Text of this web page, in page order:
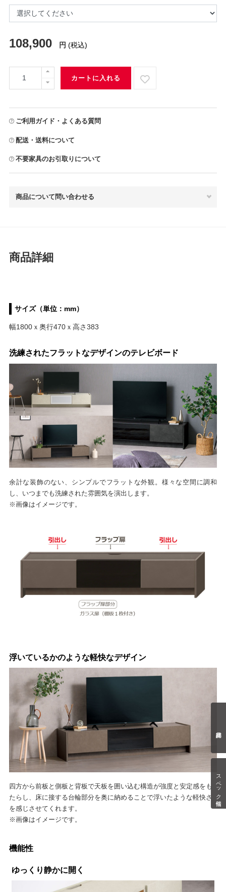
スペック情報
108,900 円 (税込)
カートに入れる
ご利用ガイド・よくある質問
配送・送料について
不要家具のお引取りについて
商品について問い合わせる
商品詳細
サイズ（単位：mm）
幅1800ｘ奥行470ｘ高さ383
洗練されたフラットなデザインのテレビボード
余計な装飾のない、シンプルでフラットな外観。様々な空間に調和
し、いつまでも洗練された雰囲気を演出します。
※画像はイメージです。
浮いているかのような軽快なデザイン
四方から前板と側板と背板で天板を囲い込む構造が強度と安定感をも
たらし、床に接する台輪部分を奥に納めることで浮いたような軽快さ
を感じさせてくれます。
※画像はイメージです。
機能性
ゆっくり静かに開く